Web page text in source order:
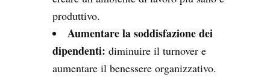
produttivo.
Aumentare la soddisfazione dei
dipendenti: diminuire il turnover e
aumentare il benessere organizzativo.